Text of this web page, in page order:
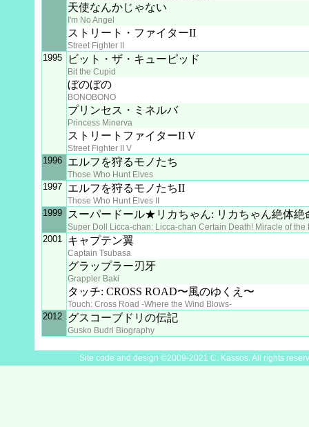
天使なんかじゃない
I'm No Angel
ストリート・ファイターII
Street Fighter II
1995 ビット・ザ・キューピッド
Bit the Cupid
ぼのぼの
BONOBONO
プリンセス・ミネルバ
Princess Minerva
ストリートファイターII V
Street Fighter II V
1996 エルフを狩るモノたち
Those Who Hunt Elves
1997 エルフを狩るモノたちII
Those Who Hunt Elves II
1999 スーパードール★リカちゃん: リカちゃん絶体絶
Super Doll Licca-chan: Licca-chan Certain Death! Miracle of the
2001 キャプテン翼
Captain Tsubasa
グラップラー刃牙
Grappler Baki
タッチ: CROSS ROAD〜風のゆくえ〜
Touch: Cross Road -Where the Wind Blows-
2012 グスコーブドリの伝記
Gusko Budri Biography
Site code and design ©2009-2021 C. Kassos. All rights